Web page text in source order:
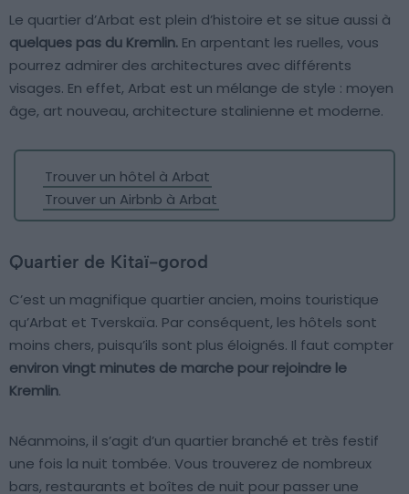
Le quartier d’Arbat est plein d’histoire et se situe aussi à
quelques pas du Kremlin. En arpentant les ruelles, vous
pourrez admirer des architectures avec différents
visages. En effet, Arbat est un mélange de style : moyen
âge, art nouveau, architecture stalinienne et moderne.
Trouver un hôtel à Arbat
Trouver un Airbnb à Arbat
Quartier de Kitaï-gorod
C’est un magnifique quartier ancien, moins touristique
qu’Arbat et Tverskaïa. Par conséquent, les hôtels sont
moins chers, puisqu’ils sont plus éloignés. Il faut compter
environ vingt minutes de marche pour rejoindre le
Kremlin.
Néanmoins, il s’agit d’un quartier branché et très festif
une fois la nuit tombée. Vous trouverez de nombreux
bars, restaurants et boîtes de nuit pour passer une